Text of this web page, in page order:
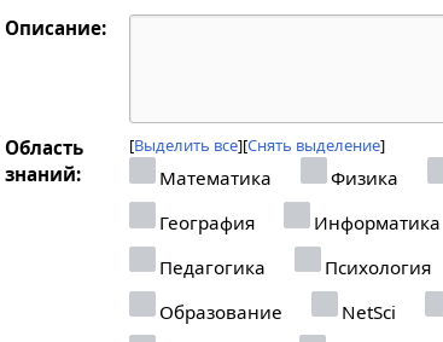
Описание:
Область
знаний:
Выделить все Снять выделение
Математика Физика
География
Информатика
Педагогика
Психология
Образование
NetSci